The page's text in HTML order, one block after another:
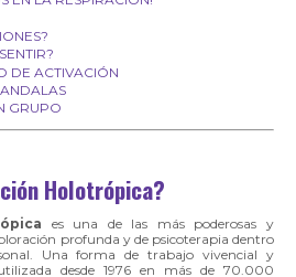
DE ACTIVACIÓN
GRUPO
Holotrópica?
es una de las más poderosas y
profunda y de psicoterapia dentro
Una forma de trabajo vivencial y
desde 1976 en más de 70.000